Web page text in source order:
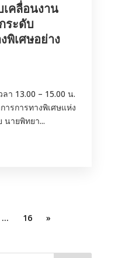
เคลื่อนงาน
ระดับ
พิเศษอย่าง
า 13.00 – 15.00 น.
ารการทางพิเศษแห่ง
นายพิทยา...
… 16 »